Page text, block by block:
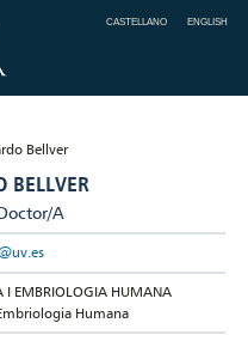
CASTELLANO ENGLISH
BELLVER
A
EMBRIOLOGIA HUMANA
Humana